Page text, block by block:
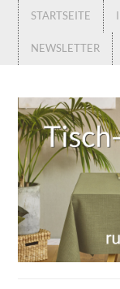
STARTSEITE
NEWSLETTER